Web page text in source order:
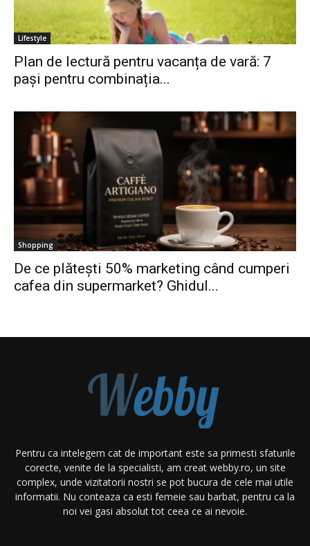
Lifestyle
Plan de lectură pentru vacanța de vară: 7
pași pentru combinația...
Shopping
De ce plătești 50% marketing când cumperi
cafea din supermarket? Ghidul...
Pentru ca intelegem cat de important este sa primesti sfaturile
corecte, venite de la specialisti, am creat webby.ro, un site
complex, unde vizitatorii nostri se pot bucura de cele mai utile
informatii. Nu conteaza ca esti femeie sau barbat, pentru ca la
noi vei gasi absolut tot ceea ce ai nevoie.